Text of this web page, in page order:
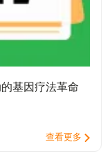
基因疗法革命
查看更多